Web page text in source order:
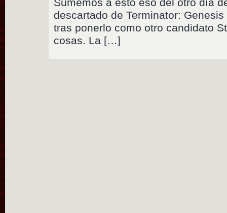
Sumemos a esto eso del otro día
descartado de Terminator:
tras ponerlo como otro candidato
cosas. La […]